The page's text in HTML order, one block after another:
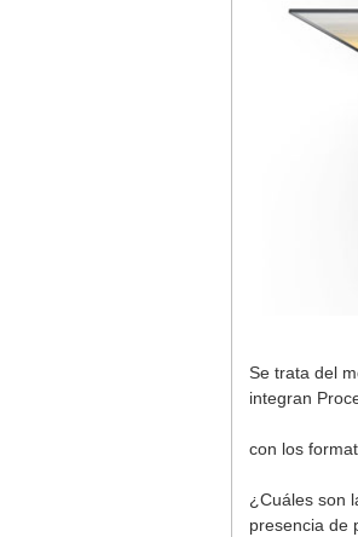
Se trata del
integran
con los
¿Cuáles son
presencia de